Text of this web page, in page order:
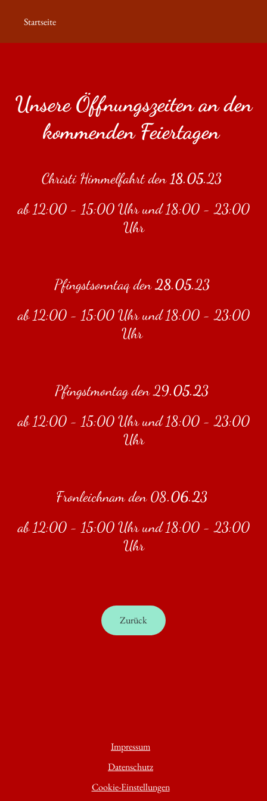
Startseite
Unsere Öffnungszeiten an den
kommenden Feiertagen
Christi Himmelfahrt den18.05.23
ab 12:00 - 15:00 Uhr und 18:00 - 23:00
Uhr
Pfingstsonntaq den28.05.23
ab 12:00 - 15:00 Uhr und 18:00 - 23:00
Uhr
Pfingstmontag den 29.05.23
ab 12:00 - 15:00 Uhr und 18:00 - 23:00
Uhr
Fronleichnam den 08.06.23
ab 12:00 - 15:00 Uhr und 18:00 - 23:00
Uhr
Zurück
Impressum
Datenschutz
Cookie-Einstellungen